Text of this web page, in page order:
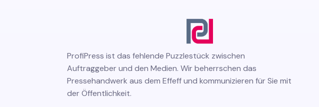
ProfiPress ist das fehlende Puzzlestück zwischen
Auftraggeber und den Medien. Wir beherrschen das
Pressehandwerk aus dem Effeff und kommunizieren für Sie mit
der Öffentlichkeit.